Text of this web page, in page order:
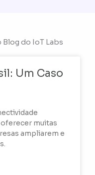
do IoT Labs
Um Caso
muitas
ampliarem e